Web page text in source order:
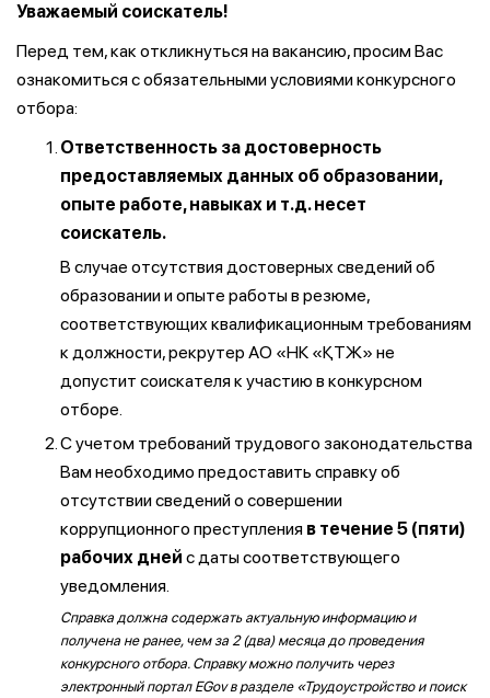
Уважаемый соискатель!
Перед тем, как откликнуться на вакансию, просим Вас
ознакомиться с обязательными условиями конкурсного
отбора:
Ответственность за достоверность
предоставляемых данных об образовании,
опыте работе, навыках и т.д. несет
соискатель.
В случае отсутствия достоверных сведений об
образовании и опыте работы в резюме,
соответствующих квалификационным требованиям
к должности, рекрутер АО «НК «ҚТЖ» не
допустит соискателя к участию в конкурсном
отборе.
С учетом требований трудового законодательства
Вам необходимо предоставить справку об
отсутствии сведений о совершении
коррупционного преступления в течение 5 (пяти)
рабочих дней с даты соответствующего
уведомления.
Справка должна содержать актуальную информацию и
получена не ранее, чем за 2 (два) месяца до проведения
конкурсного отбора. Справку можно получить через
электронный портал EGov в разделе «Трудоустройство и поиск